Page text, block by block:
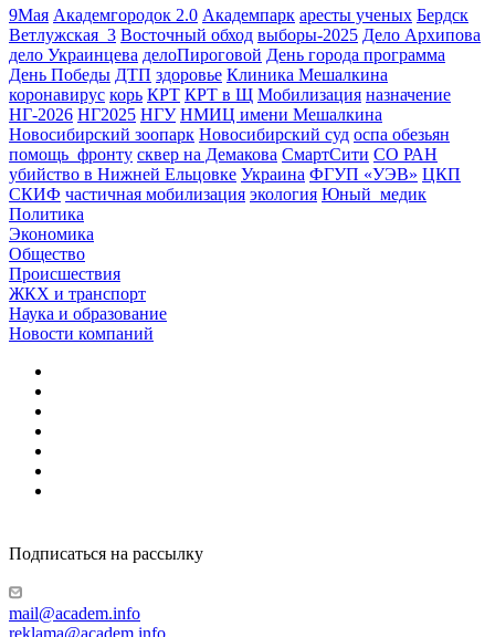
9Мая Академгородок 2.0 Академпарк аресты ученых Бердск
Ветлужская_3 Восточный обход выборы-2025 Дело Архипова
дело Украинцева делоПироговой День города программа
День Победы ДТП здоровье Клиника Мешалкина
коронавирус корь КРТ КРТ в Щ Мобилизация назначение
НГ-2026 НГ2025 НГУ НМИЦ имени Мешалкина
Новосибирский зоопарк Новосибирский суд оспа обезьян
помощь_фронту сквер на Демакова СмартСити СО РАН
убийство в Нижней Ельцовке Украина ФГУП «УЭВ» ЦКП
СКИФ частичная мобилизация экология Юный_медик
Политика
Экономика
Общество
Происшествия
ЖКХ и транспорт
Наука и образование
Новости компаний
Подписаться на рассылку
mail@academ.info